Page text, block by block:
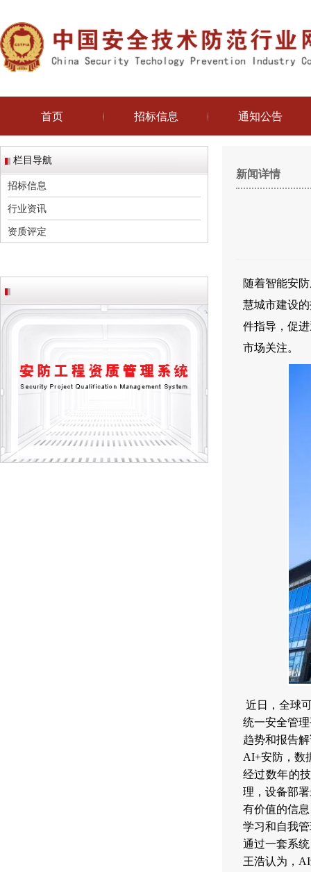
首页 招标信息 通知公告
栏目导航
招标信息
行业资讯
资质评定
新闻详情
随着智能安
慧城市建设
件指导，促
市场关注。
近日，全球
统一安全管
趋势和报告
AI+安防，数
经过数年的
理，设备部
有价值的信
学习和自我
通过一套系
王浩认为，